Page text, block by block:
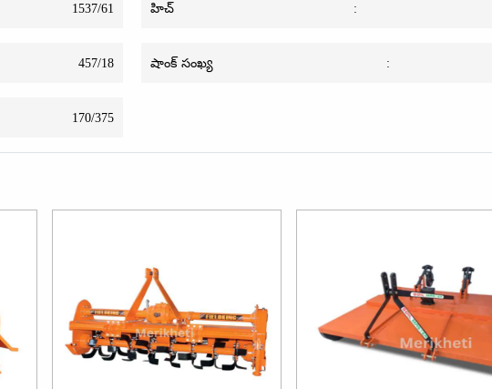
1537/61 హిచ్ :
457/18 షాంక్ సంఖ్య :
170/375